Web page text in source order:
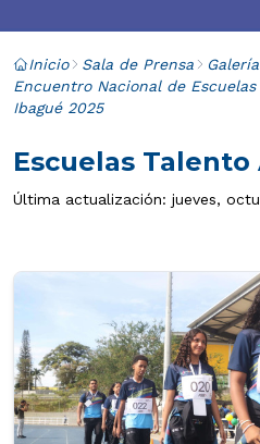
Inicio Sala de Prensa
Encuentro Nacional de
Ibagué 2025
Escuelas
Última actualización: jueves,